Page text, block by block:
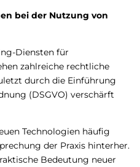
bei der Nutzung von
Diensten für
zahlreiche rechtliche
durch die Einführung
(DSGVO) verschärft
Technologien häufig
der Praxis hinterher.
Bedeutung neuer